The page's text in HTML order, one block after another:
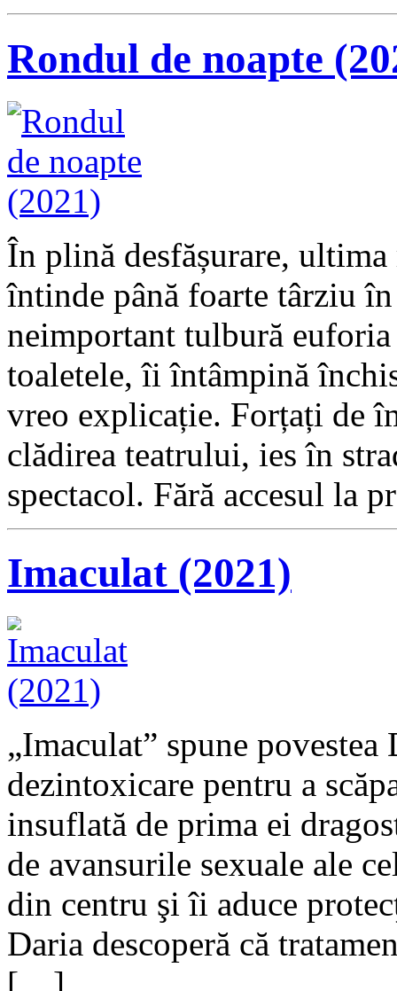
Rondul de noapte
În plină desfășurare,
întinde până foarte târziu
neimportant tulbură
toaletele, îi întâmpină
vreo explicație. Forțați de
clădirea teatrului, ies în
spectacol. Fără accesul la
Imaculat (2021)
„Imaculat” spune
dezintoxicare pentru a
insuflată de prima ei
de avansurile sexuale ale
din centru şi îi aduce
Daria descoperă că